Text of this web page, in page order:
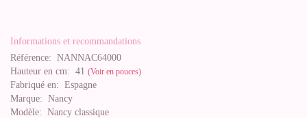
Informations et recommandations
Référence: NANNAC64000
Hauteur en cm: 41 (Voir en pouces)
Fabriqué en: Espagne
Marque: Nancy
Modèle: Nancy classique